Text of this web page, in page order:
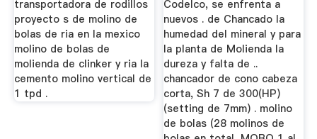
transportadora de rodillos
proyecto s de molino de
bolas de ria en la mexico
molino de bolas de
molienda de clinker y ria la
cemento molino vertical de
1 tpd .
Codelco, se enfrenta a
nuevos . de Chancado la
humedad del mineral y para
la planta de Molienda la
dureza y falta de ..
chancador de cono cabeza
corta, Sh 7 de 300(HP)
(setting de 7mm) . molino
de bolas (28 molinos de